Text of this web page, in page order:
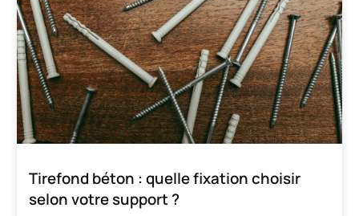
Tirefond béton : quelle fixation choisir
selon votre support ?